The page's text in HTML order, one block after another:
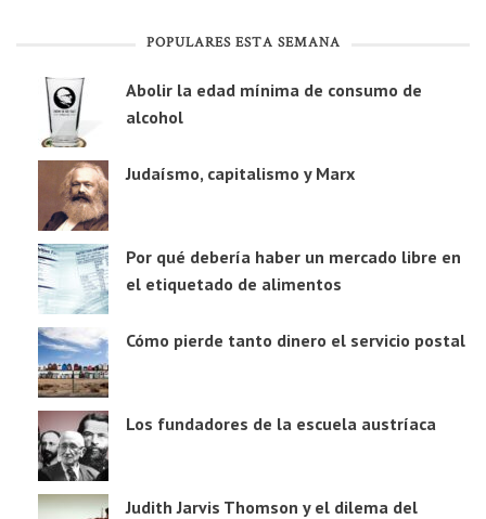
POPULARES ESTA SEMANA
Abolir la edad mínima de consumo de
alcohol
Judaísmo, capitalismo y Marx
Por qué debería haber un mercado libre en
el etiquetado de alimentos
Cómo pierde tanto dinero el servicio postal
Los fundadores de la escuela austríaca
Judith Jarvis Thomson y el dilema del